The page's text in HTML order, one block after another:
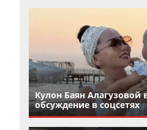
Кулон Баян Алагузовой
обсуждение в соцсетях